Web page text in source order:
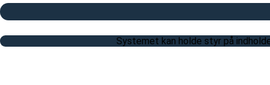
Systemet kan holde styr på